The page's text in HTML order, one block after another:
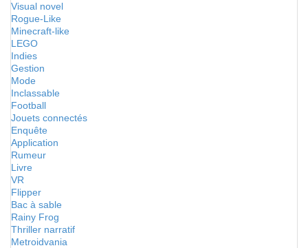
Visual novel
Rogue-Like
Minecraft-like
LEGO
Indies
Gestion
Mode
Inclassable
Football
Jouets connectés
Enquête
Application
Rumeur
Livre
VR
Flipper
Bac à sable
Rainy Frog
Thriller narratif
Metroidvania